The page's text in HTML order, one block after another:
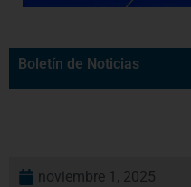
Boletín de Noticias
noviembre 1, 2025